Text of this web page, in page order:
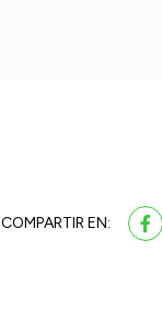
COMPARTIR EN: